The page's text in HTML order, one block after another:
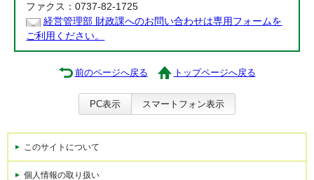
ファクス：0737-82-1725
経営管理部 財政課へのお問い合わせは専用フォームを
ご利用ください。
前のページへ戻る トップページへ戻る
PC表示 スマートフォン表示
このサイトについて
個人情報の取り扱い